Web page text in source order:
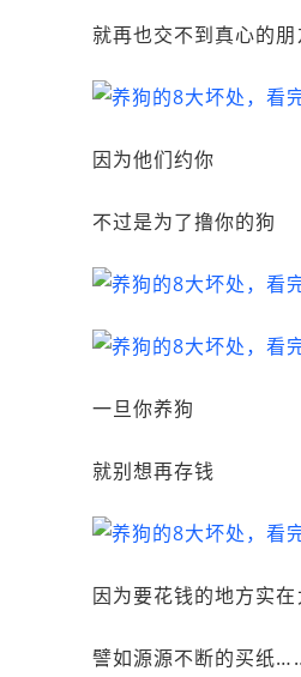
就再也交不到真心的朋
因为他们约你
不过是为了撸你的狗
一旦你养狗
就别想再存钱
因为要花钱的地方实在
譬如源源不断的买纸